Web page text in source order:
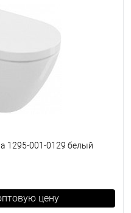
1295-001-0129 белый
цену